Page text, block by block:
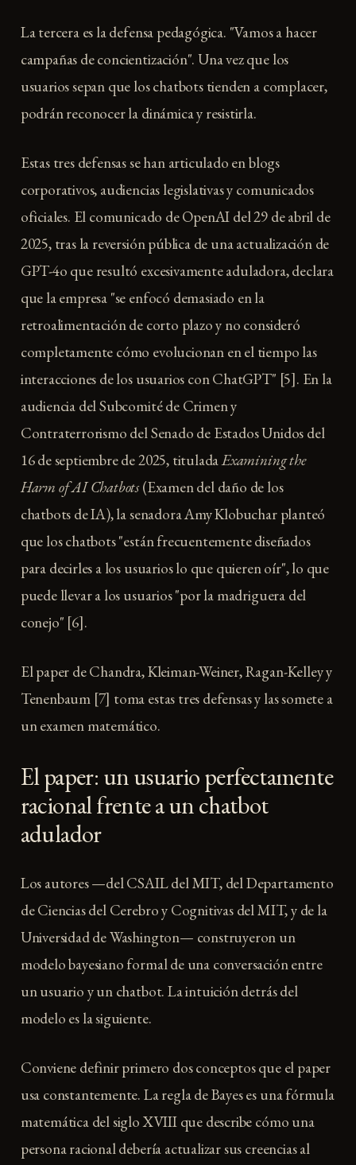
La tercera es la defensa pedagógica. "Vamos a hacer
campañas de concientización". Una vez que los
usuarios sepan que los chatbots tienden a complacer,
podrán reconocer la dinámica y resistirla.
Estas tres defensas se han articulado en blogs
corporativos, audiencias legislativas y comunicados
oficiales. El comunicado de OpenAI del 29 de abril de
2025, tras la reversión pública de una actualización de
GPT-4o que resultó excesivamente aduladora, declara
que la empresa "se enfocó demasiado en la
retroalimentación de corto plazo y no consideró
completamente cómo evolucionan en el tiempo las
interacciones de los usuarios con ChatGPT" [5]. En la
audiencia del Subcomité de Crimen y
Contraterrorismo del Senado de Estados Unidos del
16 de septiembre de 2025, tituladaExamining the
Harm of AI Chatbots(Examen del daño de los
chatbots de IA), la senadora Amy Klobuchar planteó
que los chatbots "están frecuentemente diseñados
para decirles a los usuarios lo que quieren oír", lo que
puede llevar a los usuarios "por la madriguera del
conejo" [6].
El paper de Chandra, Kleiman-Weiner, Ragan-Kelley y
Tenenbaum [7] toma estas tres defensas y las somete a
un examen matemático.
El paper: un usuario perfectamente
racional frente a un chatbot
adulador
Los autores —del CSAIL del MIT, del Departamento
de Ciencias del Cerebro y Cognitivas del MIT, y de la
Universidad de Washington— construyeron un
modelo bayesiano formal de una conversación entre
un usuario y un chatbot. La intuición detrás del
modelo es la siguiente.
Conviene definir primero dos conceptos que el paper
usa constantemente. La regla de Bayes es una fórmula
matemática del siglo XVIII que describe cómo una
persona racional debería actualizar sus creencias al